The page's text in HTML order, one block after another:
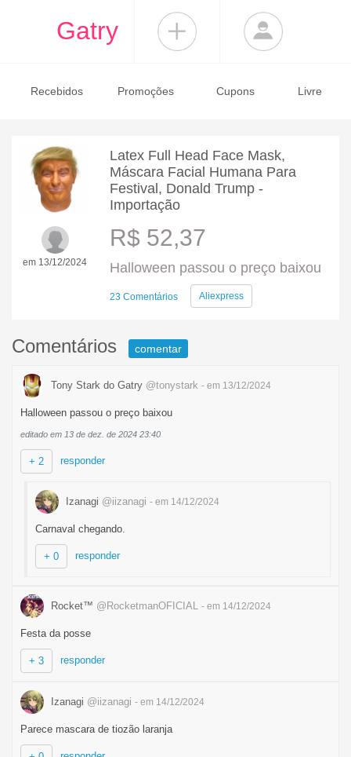
Gatry
Recebidos Promoções Cupons Livre
em 13/12/2024
Latex Full Head Face Mask,
Máscara Facial Humana Para
Festival, Donald Trump -
Importação
R$ 52,37
Halloween passou o preço baixou
23 Comentários Aliexpress
Comentários comentar
Tony Stark do Gatry @tonystark - em 13/12/2024
Halloween passou o preço baixou
editado em 13 de dez. de 2024 23:40
+ 2 responder
Izanagi @iizanagi - em 14/12/2024
Carnaval chegando.
+ 0 responder
Rocket™ @RocketmanOFICIAL - em 14/12/2024
Festa da posse
+ 3 responder
Izanagi @iizanagi - em 14/12/2024
Parece mascara de tiozão laranja